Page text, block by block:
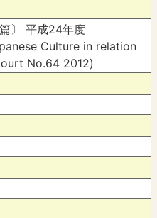
〕 平成24年度
Culture in relation
No.64 2012)